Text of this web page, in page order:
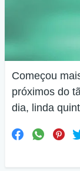
Começou
próximos do
dia, linda